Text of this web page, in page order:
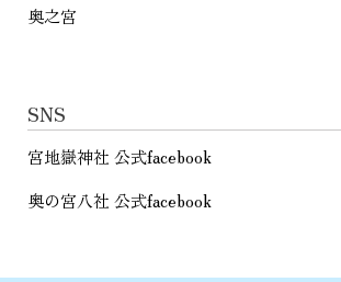
奥之宮
SNS
宮地嶽神社 公式facebook
奥の宮八社 公式facebook